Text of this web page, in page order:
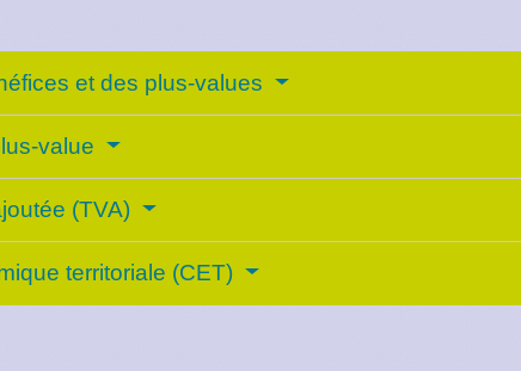
et des plus-values
value
(TVA)
territoriale (CET)